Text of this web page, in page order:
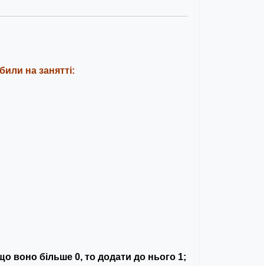
на занятті:
вонобільше 0, тододати до нього 1;